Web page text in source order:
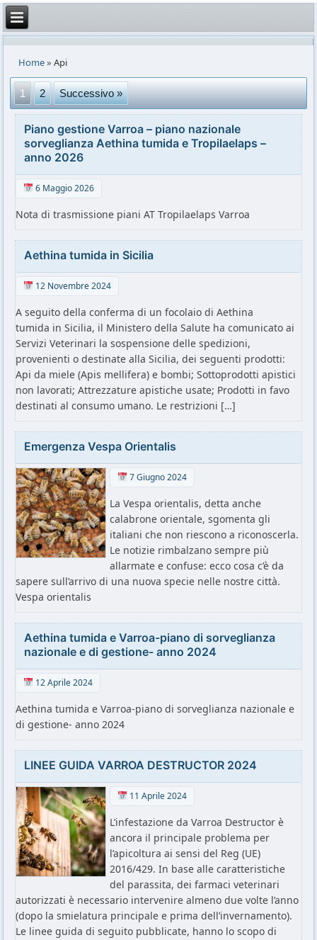
Home»Api
1 2 Successivo »
Piano gestione Varroa – piano nazionale
sorveglianza Aethina tumida e Tropilaelaps –
anno 2026
6 Maggio 2026
Nota di trasmissione piani AT Tropilaelaps Varroa
Aethina tumida in Sicilia
12 Novembre 2024
A seguito della conferma di un focolaio di Aethina
tumida in Sicilia, il Ministero della Salute ha comunicato ai
Servizi Veterinari la sospensione delle spedizioni,
provenienti o destinate alla Sicilia, dei seguenti prodotti:
Api da miele (Apis mellifera) e bombi; Sottoprodotti apistici
non lavorati; Attrezzature apistiche usate; Prodotti in favo
destinati al consumo umano. Le restrizioni […]
Emergenza Vespa Orientalis
7 Giugno 2024
La Vespa orientalis, detta anche
calabrone orientale, sgomenta gli
italiani che non riescono a riconoscerla.
Le notizie rimbalzano sempre più
allarmate e confuse: ecco cosa c’è da
sapere sull’arrivo di una nuova specie nelle nostre città.
Vespa orientalis
Aethina tumida e Varroa-piano di sorveglianza
nazionale e di gestione- anno 2024
12 Aprile 2024
Aethina tumida e Varroa-piano di sorveglianza nazionale e
di gestione- anno 2024
LINEE GUIDA VARROA DESTRUCTOR 2024
11 Aprile 2024
L’infestazione da Varroa Destructor è
ancora il principale problema per
l’apicoltura ai sensi del Reg (UE)
2016/429. In base alle caratteristiche
del parassita, dei farmaci veterinari
autorizzati è necessario intervenire almeno due volte l’anno
(dopo la smielatura principale e prima dell’invernamento).
Le linee guida di seguito pubblicate, hanno lo scopo di